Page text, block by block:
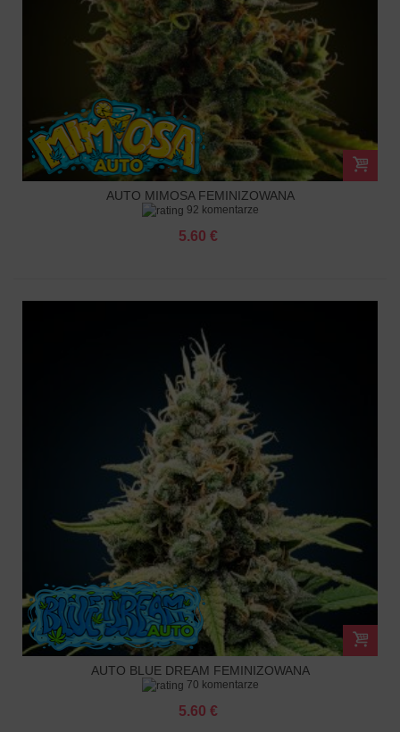
AUTO MIMOSA FEMINIZOWANA
92 komentarze
5.60 €
AUTO BLUE DREAM FEMINIZOWANA
70 komentarze
5.60 €